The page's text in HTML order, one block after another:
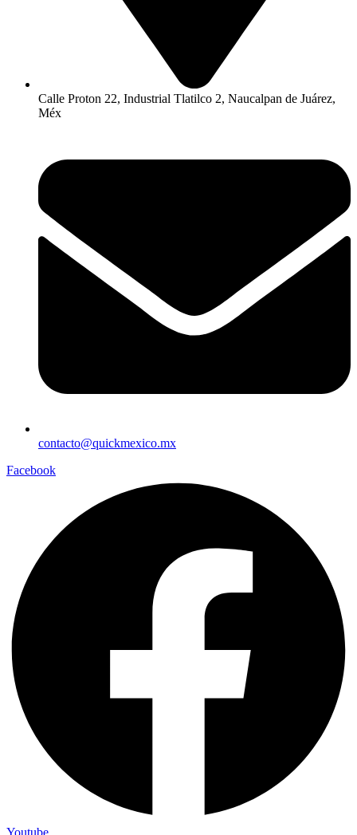
Calle Proton 22, Industrial Tlatilco 2, Naucalpan de Juárez,
Méx
contacto@quickmexico.mx
Facebook
Youtube